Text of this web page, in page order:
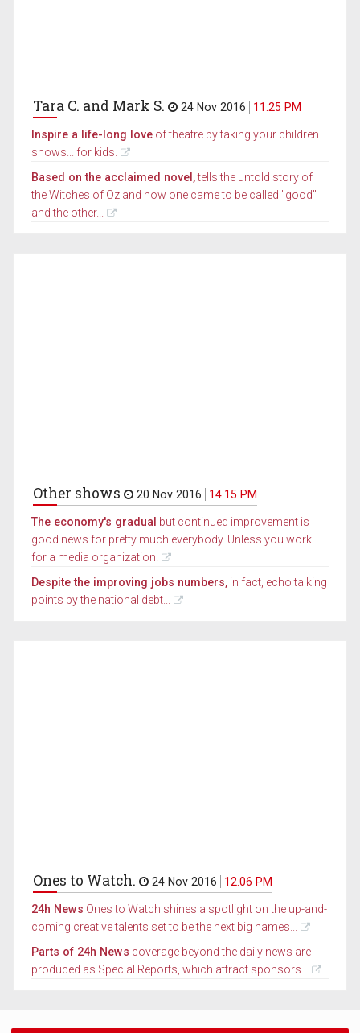
Tara C. and Mark S. 24 Nov 2016 11.25 PM
Inspire a life-long love of theatre by taking your children
shows... for kids.
Based on the acclaimed novel,tells the untold story of
the Witches of Oz and how one came to be called "good"
and the other...
Other shows 20 Nov 2016 14.15 PM
The economy's gradual but continued improvement is
good news for pretty much everybody. Unless you work
for a media organization.
Despite the improving jobs numbers, in fact, echo talking
points by the national debt...
Ones to Watch. 24 Nov 2016 12.06 PM
24h News Ones to Watch shines a spotlight on the up-and-
coming creative talents set to be the next big names...
Parts of 24h News coverage beyond the daily news are
produced as Special Reports, which attract sponsors...